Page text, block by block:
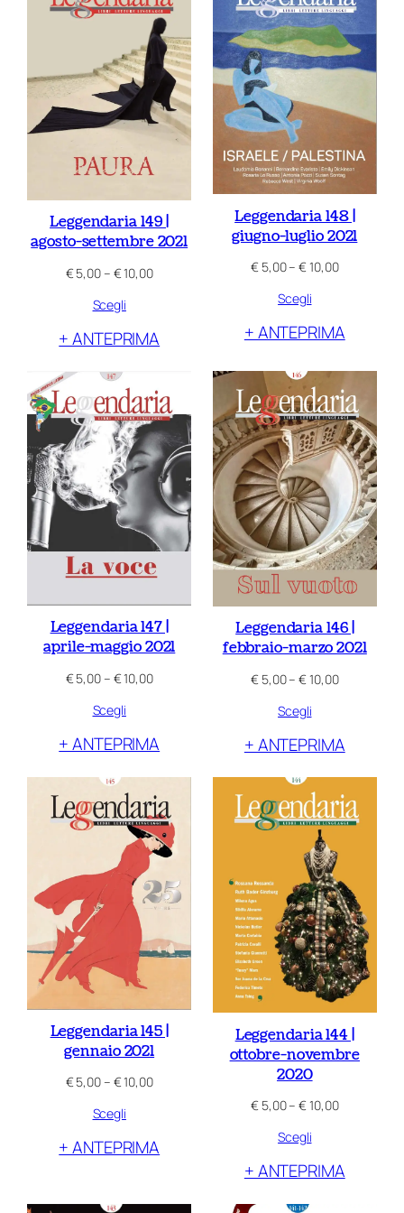
Leggendaria 149 |
agosto-settembre 2021
€5,00– €10,00Fascia
€ 5,00
Scegli
+ ANTEPRIMA
Leggendaria 148 |
giugno-luglio 2021
€5,00– €10,00Fascia
€ 5,00
€ 10,00
Scegli
+ ANTEPRIMA
Leggendaria 147 |
aprile-maggio 2021
€5,00– €10,00Fascia
€ 5,00
€ 10,00
Scegli
+ ANTEPRIMA
Leggendaria 146 |
febbraio-marzo 2021
€5,00– €10,00Fascia
€ 5,00
€ 10,00
Scegli
+ ANTEPRIMA
Leggendaria 145 |
gennaio 2021
€5,00– €10,00Fascia
€ 5,00
Scegli
+ ANTEPRIMA
Leggendaria 144 |
ottobre-novembre
2020
€5,00– €10,00Fascia
€ 5,00
Scegli
+ ANTEPRIMA